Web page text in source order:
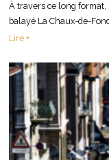
À travers ce long
balayé La Chaux-de-
Lire +